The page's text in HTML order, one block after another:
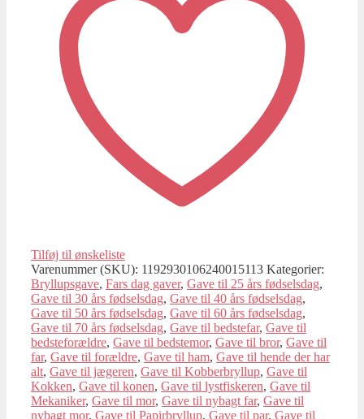
Tilføj til ønskeliste
Varenummer (SKU): 1192930106240015113 Kategorier:
Bryllupsgave, Fars dag gaver, Gave til 25 års fødselsdag,
Gave til 30 års fødselsdag, Gave til 40 års fødselsdag,
Gave til 50 års fødselsdag, Gave til 60 års fødselsdag,
Gave til 70 års fødselsdag, Gave til bedstefar, Gave til
bedsteforældre, Gave til bedstemor, Gave til bror, Gave til
far, Gave til forældre, Gave til ham, Gave til hende der har
alt, Gave til jægeren, Gave til Kobberbryllup, Gave til
Kokken, Gave til konen, Gave til lystfiskeren, Gave til
Mekaniker, Gave til mor, Gave til nybagt far, Gave til
nybagt mor, Gave til Papirbryllup, Gave til par, Gave til